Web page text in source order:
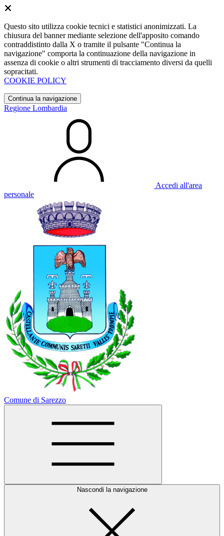
Questo sito utilizza cookie tecnici e statistici anonimizzati. La
chiusura del banner mediante selezione dell'apposito comando
contraddistinto dalla X o tramite il pulsante "Continua la
navigazione" comporta la continuazione della navigazione in
assenza di cookie o altri strumenti di tracciamento diversi da quelli
sopracitati.
COOKIE POLICY
Continua la navigazione
Regione Lombardia
Accedi all'area
personale
Comune di Sarezzo
Nascondi la navigazione